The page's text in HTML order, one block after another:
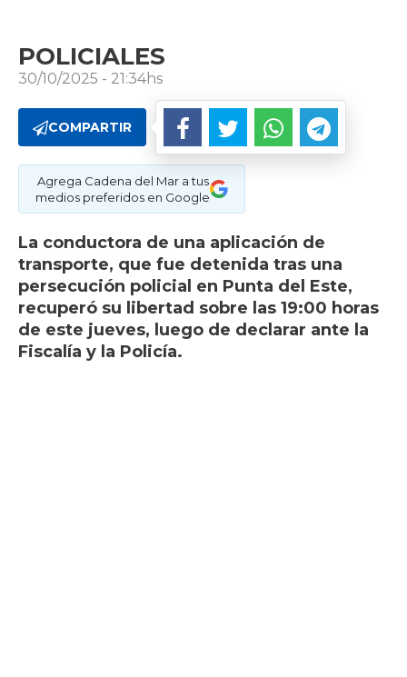
POLICIALES
30/10/2025 - 21:34hs
COMPARTIR
Agrega Cadena del Mar a tus
medios preferidos en Google
La conductora de una aplicación de
transporte, que fue detenida tras una
persecución policial en Punta del Este,
recuperó su libertad sobre las 19:00 horas
de este jueves, luego de declarar ante la
Fiscalía y la Policía.